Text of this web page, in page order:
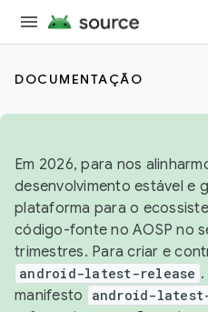
DOCUMENTAÇÃO
Em 2026, para nos
desenvolvimento estável e
plataforma para o
código-fonte no AOSP no
trimestres. Para criar e
android-latest-release
manifesto
android-